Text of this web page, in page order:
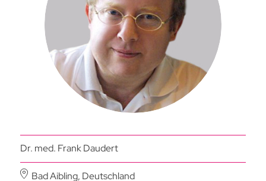
Dr. med. Frank Daudert
Bad Aibling, Deutschland